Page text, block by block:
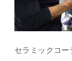
セラミックコ